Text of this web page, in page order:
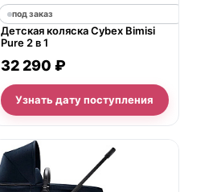
под заказ
Детская коляска Cybex Bimisi
Pure 2 в 1
32 290 ₽
Узнать дату поступления